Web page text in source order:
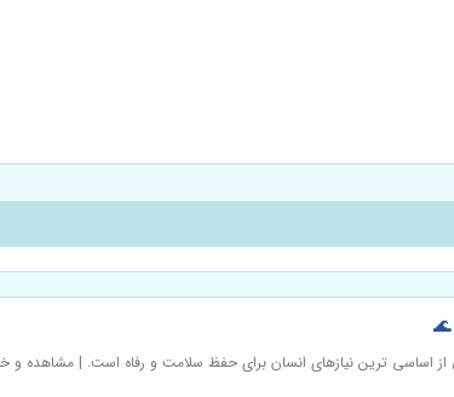
🌊
از اساسی ترین نیازهای انسان برای حفظ سلامت و رفاه است. | مشاهده و